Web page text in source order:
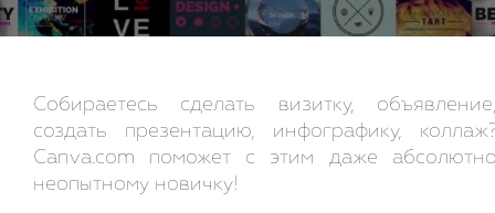
Собираетесь сделать визитку,
создать презентацию, инфографику,
Canva.com поможет с этим даже
неопытному новичку!